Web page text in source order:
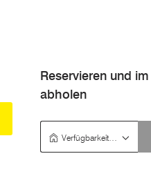
Reservieren und
abholen